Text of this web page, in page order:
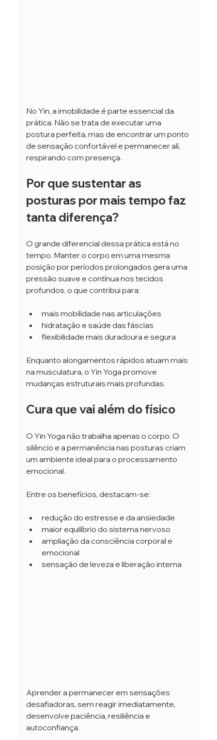
No Yin, a imobilidade é parte essencial da
prática. Não se trata de executar uma
postura perfeita, mas de encontrar um ponto
de sensação confortável e permanecer ali,
respirando com presença.
Por que sustentar as
posturas por mais tempo faz
tanta diferença?
O grande diferencial dessa prática está no
tempo. Manter o corpo em uma mesma
posição por períodos prolongados gera uma
pressão suave e contínua nos tecidos
profundos, o que contribui para:
mais mobilidade nas articulações
hidratação e saúde das fáscias
flexibilidade mais duradoura e segura
Enquanto alongamentos rápidos atuam mais
na musculatura, o Yin Yoga promove
mudanças estruturais mais profundas.
Cura que vai além do físico
O Yin Yoga não trabalha apenas o corpo. O
silêncio e a permanência nas posturas criam
um ambiente ideal para o processamento
emocional.
Entre os benefícios, destacam-se:
redução do estresse e da ansiedade
maior equilíbrio do sistema nervoso
ampliação da consciência corporal e
emocional
sensação de leveza e liberação interna
Aprender a permanecer em sensações
desafiadoras, sem reagir imediatamente,
desenvolve paciência, resiliência e
autoconfiança.